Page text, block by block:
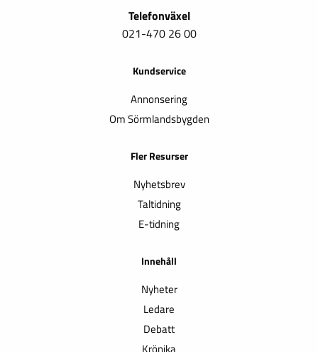
Telefonväxel
021-470 26 00
Kundservice
Annonsering
Om Sörmlandsbygden
Fler Resurser
Nyhetsbrev
Taltidning
E-tidning
Innehåll
Nyheter
Ledare
Debatt